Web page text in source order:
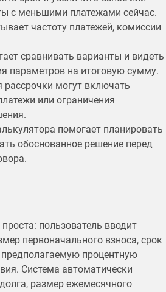
с меньшими платежами сейчас.
частоту платежей, комиссии
сравнивать варианты и видеть
параметров на итоговую сумму.
рассрочки могут включать
или ограничения
помогает планировать
обоснованное решение перед
пользователь вводит
первоначального взноса, срок
предполагаемую процентную
Система автоматически
размер ежемесячного